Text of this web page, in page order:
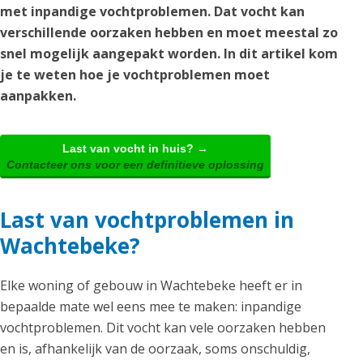
met inpandige vochtproblemen. Dat vocht kan
verschillende oorzaken hebben en moet meestal zo
snel mogelijk aangepakt worden. In dit artikel kom
je te weten hoe je vochtproblemen moet
aanpakken.
Last van vocht in huis? →
Contacteer ons voor een definitieve oplossing
Last van vochtproblemen in
Wachtebeke?
Elke woning of gebouw in Wachtebeke heeft er in
bepaalde mate wel eens mee te maken: inpandige
vochtproblemen. Dit vocht kan vele oorzaken hebben
en is, afhankelijk van de oorzaak, soms onschuldig,